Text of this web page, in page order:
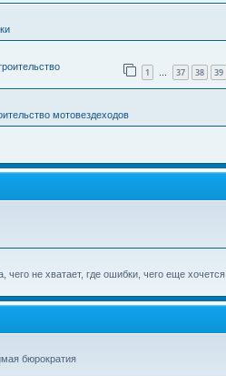
1 … 37 38 39
мотовездеходов
не хватает, где ошибки, чего еще хочется.
бюрократия